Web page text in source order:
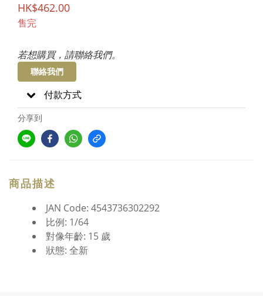
HK$462.00
售完
若想購買，請聯絡我們。
聯絡我們
付款方式
分享到
商品描述
JAN Code: 4543736302292
比例: 1/64
對像年齡: 15 歲
狀態: 全新